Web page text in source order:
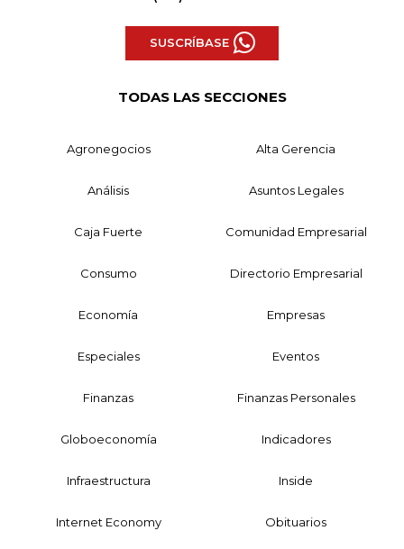
SUSCRÍBASE
TODAS LAS SECCIONES
Agronegocios Alta Gerencia
Análisis Asuntos Legales
Caja Fuerte Comunidad Empresarial
Consumo Directorio Empresarial
Economía Empresas
Especiales Eventos
Finanzas Finanzas Personales
Globoeconomía Indicadores
Infraestructura Inside
Internet Economy Obituarios